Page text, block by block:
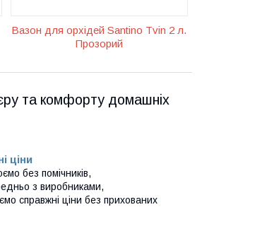
Вазон для орхідей Santino Tvin 2 л.
Прозорий
та комфорту домашніх
ціни
без помічників,
з виробниками,
справжні ціни без прихованих